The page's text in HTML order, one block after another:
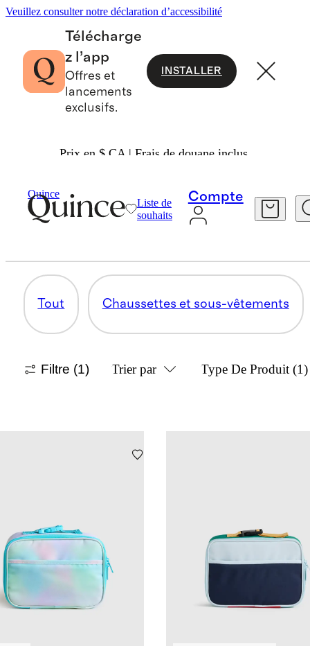
Veuillez consulter notre déclaration d’accessibilité
Télécharge
z l’app
Offres et
lancements
exclusifs.
INSTALLER
Prix en $ CA | Frais de douane inclus.
Quince
Liste de
souhaits
Compte
Accessoires
BOÎTES À LUNCH
Tout Chaussettes et sous-vêtements
Filtre (1) Trier par Type De Produit (1)